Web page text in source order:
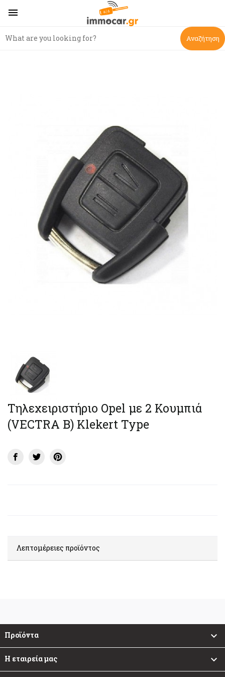

Αναζήτηση
Τηλεχειριστήριο Opel με 2 Κουμπιά
(VECTRA B) Klekert Type
Λεπτομέρειες προϊόντος
Προϊόντα 
Η εταιρεία μας 